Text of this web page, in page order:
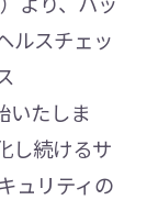
ルスチェッ
いたしま
し続けるサ
ュリティの